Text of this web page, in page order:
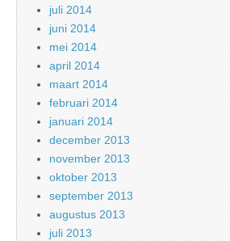
juli 2014
juni 2014
mei 2014
april 2014
maart 2014
februari 2014
januari 2014
december 2013
november 2013
oktober 2013
september 2013
augustus 2013
juli 2013